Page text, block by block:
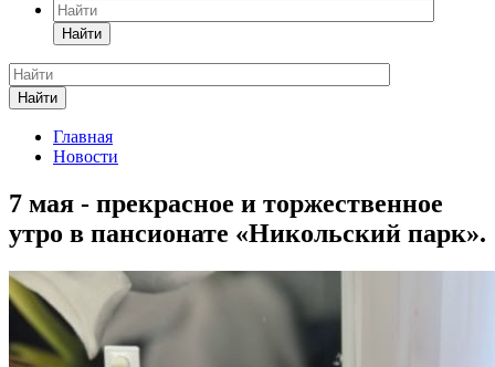
Найти
Найти
Главная
Новости
7 мая - прекрасное и торжественное
утро в пансионате «Никольский парк».